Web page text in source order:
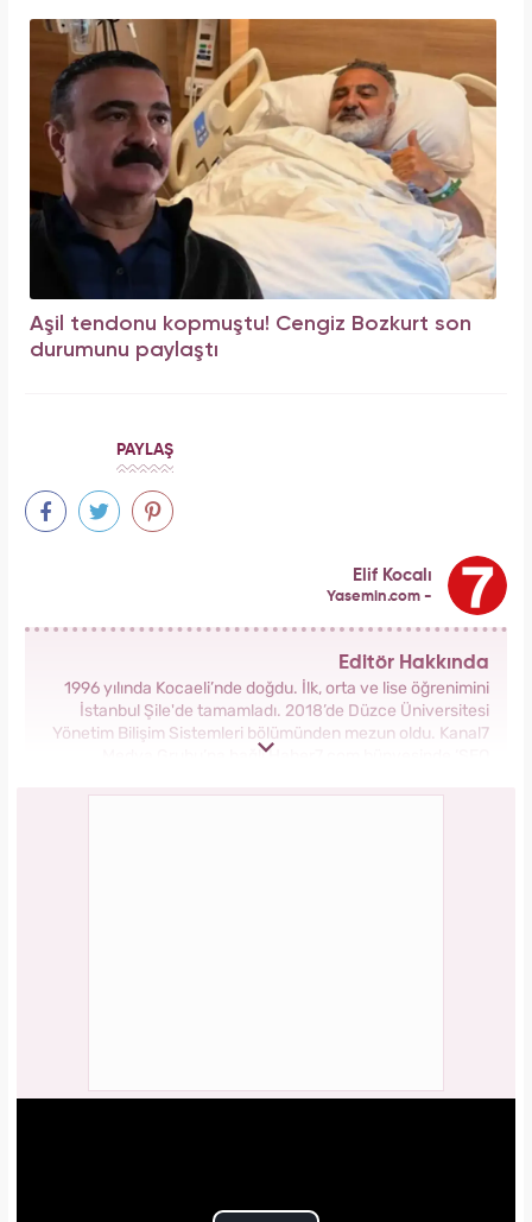
Aşil tendonu kopmuştu! Cengiz Bozkurt son
durumunu paylaştı
PAYLAŞ
Elif Kocalı
Yasemin.com -
Editör Hakkında
1996 yılında Kocaeli’nde doğdu. İlk, orta ve lise öğrenimini
İstanbul Şile'de tamamladı. 2018’de Düzce Üniversitesi
Yönetim Bilişim Sistemleri bölümünden mezun oldu. Kanal7
Medya Grubu’na bağlı Haber7.com bünyesinde ‘SEO